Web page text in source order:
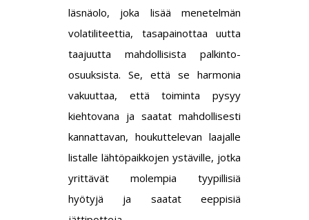
läsnäolo, joka lisää menetelmän
volatiliteettia, tasapainottaa uutta
taajuutta mahdollisista palkinto-
osuuksista. Se, että se harmonia
vakuuttaa, että toiminta pysyy
kiehtovana ja saatat mahdollisesti
kannattavan, houkuttelevan laajalle
listalle lähtöpaikkojen ystäville, jotka
yrittävät molempia tyypillisiä
hyötyjä ja saatat eeppisiä